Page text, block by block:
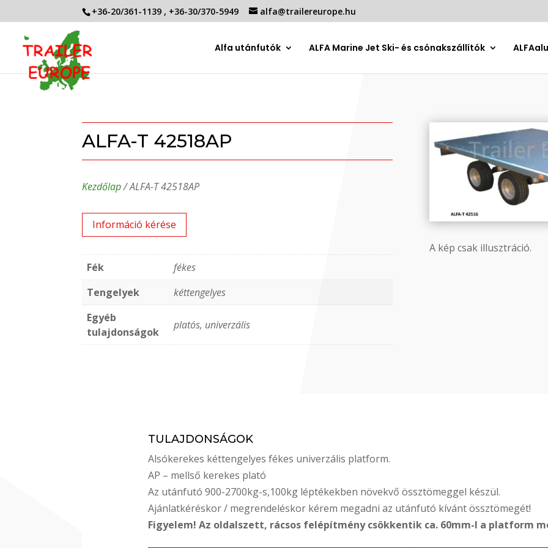
+36-20/361-1139 , +36-30/370-5949 alfa@trailereurope.hu
Alfa utánfutók ALFA Marine Jet Ski- és csónakszállítók
ALFA-T 42518AP
Kezdőlap/ ALFA-T 42518AP
Információ kérése
Fék
fékes
Tengelyek
kéttengelyes
Egyéb
tulajdonságok
platós, univerzális
A kép csak illusztráció.
TULAJDONSÁGOK
Alsókerekes kéttengelyes fékes univerzális platform.
AP – mellső kerekes plató
Az utánfutó 900-2700kg-s,100kg léptékekben növekvő össztömeggel készül.
Ajánlatkéréskor / megrendeléskor kérem megadni az utánfutó kívánt össztömegét!
Figyelem! Az oldalszett, rácsos felépítmény csökkentik ca. 60mm-l a platform